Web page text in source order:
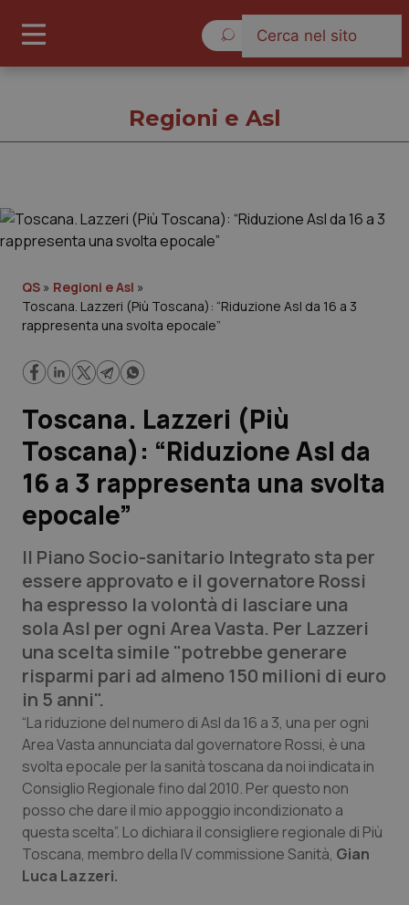
Governo e Parlamento
Regioni e Asl
Lavoro e Professioni
Scienza e Farmaci
Studi e Analisi
Lettere al direttore
Edizioni Regionali
QS Pro
Professionisti Sanitari.AI
Abruzzo
Basilicata
Calabria
Campania
QS Pro Gold
Artrite & artrosi
Asma & BPCO
Car-T
QS Club Newsletter
Regioni e Asl
QS » Regioni e Asl »
Toscana. Lazzeri (Più Toscana): “Riduzione Asl da 16 a 3
rappresenta una svolta epocale”
Toscana. Lazzeri (Più
Toscana): “Riduzione Asl da
16 a 3 rappresenta una svolta
epocale”
Il Piano Socio-sanitario Integrato sta per
essere approvato e il governatore Rossi
ha espresso la volontà di lasciare una
sola Asl per ogni Area Vasta. Per Lazzeri
una scelta simile "potrebbe generare
risparmi pari ad almeno 150 milioni di euro
in 5 anni".
“La riduzione del numero di Asl da 16 a 3, una per ogni
Area Vasta annunciata dal governatore Rossi, è una
svolta epocale per la sanità toscana da noi indicata in
Consiglio Regionale fino dal 2010. Per questo non
posso che dare il mio appoggio incondizionato a
questa scelta”. Lo dichiara il consigliere regionale di Più
Toscana, membro della IV commissione Sanità, Gian
Luca Lazzeri.